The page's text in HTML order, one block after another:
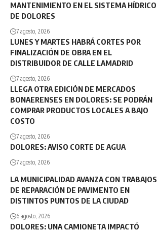
MANTENIMIENTO EN EL SISTEMA HÍDRICO
DE DOLORES
7 agosto, 2026
LUNES Y MARTES HABRÁ CORTES POR
FINALIZACIÓN DE OBRA EN EL
DISTRIBUIDOR DE CALLE LAMADRID
7 agosto, 2026
LLEGA OTRA EDICIÓN DE MERCADOS
BONAERENSES EN DOLORES: SE PODRÁN
COMPRAR PRODUCTOS LOCALES A BAJO
COSTO
7 agosto, 2026
DOLORES: AVISO CORTE DE AGUA
7 agosto, 2026
LA MUNICIPALIDAD AVANZA CON TRABAJOS
DE REPARACIÓN DE PAVIMENTO EN
DISTINTOS PUNTOS DE LA CIUDAD
6 agosto, 2026
DOLORES: UNA CAMIONETA IMPACTÓ